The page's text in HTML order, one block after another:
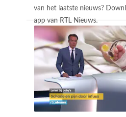
van het laatste nieuws?
app van RTL Nieuws.